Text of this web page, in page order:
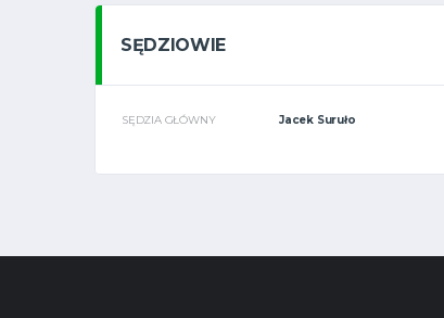
SĘDZIOWIE
SĘDZIA GŁÓWNY Jacek Suruło